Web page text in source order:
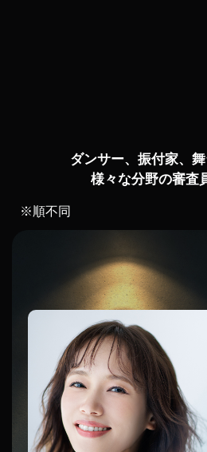
ダンサー、振付家、
様々な分野の審査
※順不同